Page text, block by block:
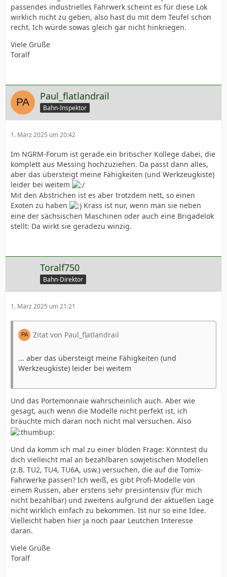
passendes industrielles Fahrwerk scheint es für diese Lok
wirklich nicht zu geben, also hast du mit dem Teufel schon
recht. Ich würde sowas gleich gar nicht hinkriegen.
Viele Grüße
Toralf
Paul_flatlandrail
Bahn-Inspektor
1. März 2025 um 20:42
Im NGRM-Forum ist gerade ein britischer Kollege dabei, die
komplett aus Messing hochzuziehen. Da passt dann alles,
aber das übersteigt meine Fähigkeiten (und Werkzeugkiste)
leider bei weitem
Mit den Abstrichen ist es aber trotzdem nett, so einen
Exoten zu haben
Krass ist nur, wenn man sie neben
eine der sächsischen Maschinen oder auch eine Brigadelok
stellt: Da wirkt sie geradezu winzig.
Toralf750
Bahn-Direktor
1. März 2025 um 21:21
Zitat von Paul_flatlandrail
... aber das übersteigt meine Fähigkeiten (und
Werkzeugkiste) leider bei weitem
Und das Portemonnaie wahrscheinlich auch. Aber wie
gesagt, auch wenn die Modelle nicht perfekt ist, ich
bräuchte mich daran noch nicht mal versuchen. Also
Und da komm ich mal zu einer blöden Frage: Könntest du
dich vielleicht mal an bezahlbaren sowjetischen Modellen
(z.B. TU2, TU4, TU6A, usw.) versuchen, die auf die Tomix-
Fahrwerke passen? Ich weiß, es gibt Profi-Modelle von
einem Russen, aber erstens sehr preisintensiv (für mich
nicht bezahlbar) und zweitens aufgrund der aktuellen Lage
nicht wirklich einfach zu bekommen. Ist nur so eine Idee.
Vielleicht haben hier ja noch paar Leutchen Interesse
daran.
Viele Grüße
Toralf